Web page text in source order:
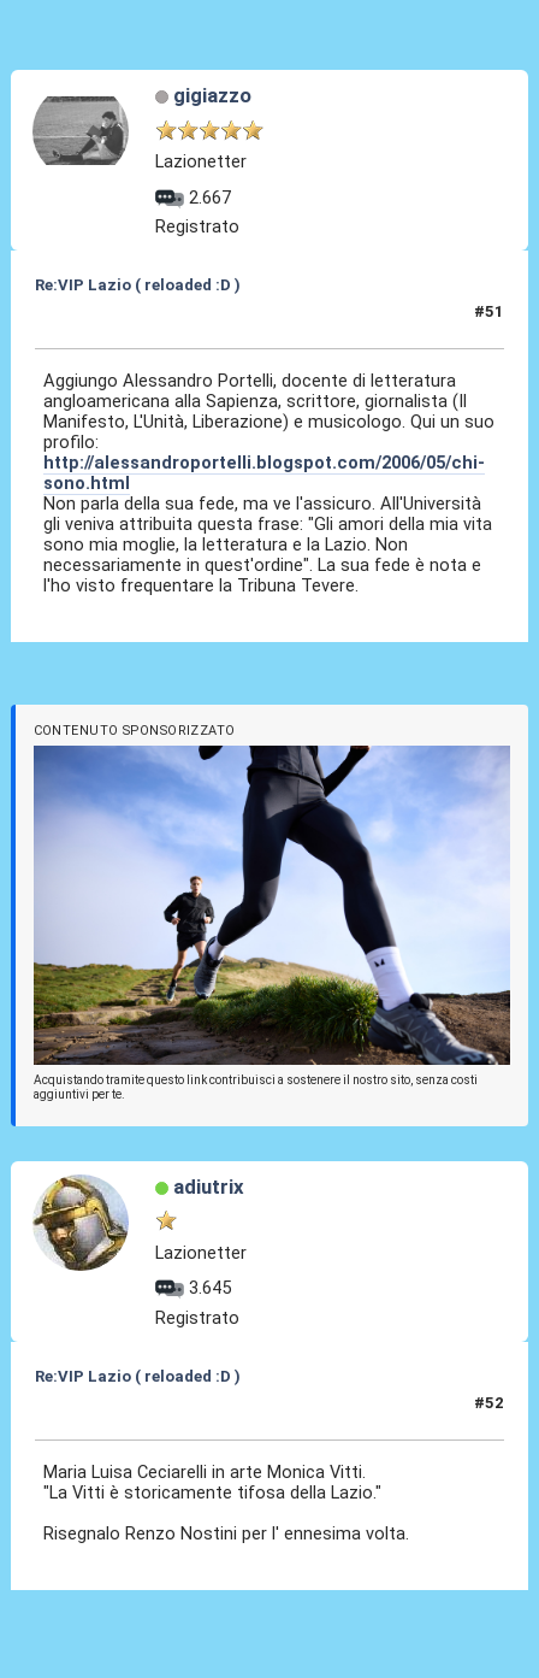
gigiazzo
Lazionetter
2.667
Registrato
Re:VIP Lazio ( reloaded :D )
#51
Aggiungo Alessandro Portelli, docente di letteratura
angloamericana alla Sapienza, scrittore, giornalista (Il
Manifesto, L'Unità, Liberazione) e musicologo. Qui un suo
profilo:
http://alessandroportelli.blogspot.com/2006/05/chi-
sono.html
Non parla della sua fede, ma ve l'assicuro. All'Università
gli veniva attribuita questa frase: "Gli amori della mia vita
sono mia moglie, la letteratura e la Lazio. Non
necessariamente in quest'ordine". La sua fede è nota e
l'ho visto frequentare la Tribuna Tevere.
CONTENUTO SPONSORIZZATO
Acquistando tramite questo link contribuisci a sostenere il nostro sito, senza costi
aggiuntivi per te.
adiutrix
Lazionetter
3.645
Registrato
Re:VIP Lazio ( reloaded :D )
#52
Maria Luisa Ceciarelli in arte Monica Vitti.
"La Vitti è storicamente tifosa della Lazio."
Risegnalo Renzo Nostini per l' ennesima volta.